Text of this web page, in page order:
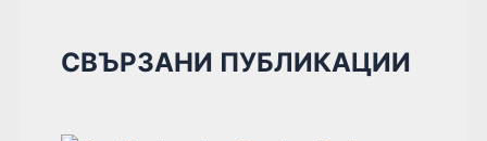
СВЪРЗАНИ ПУБЛИКАЦИИ